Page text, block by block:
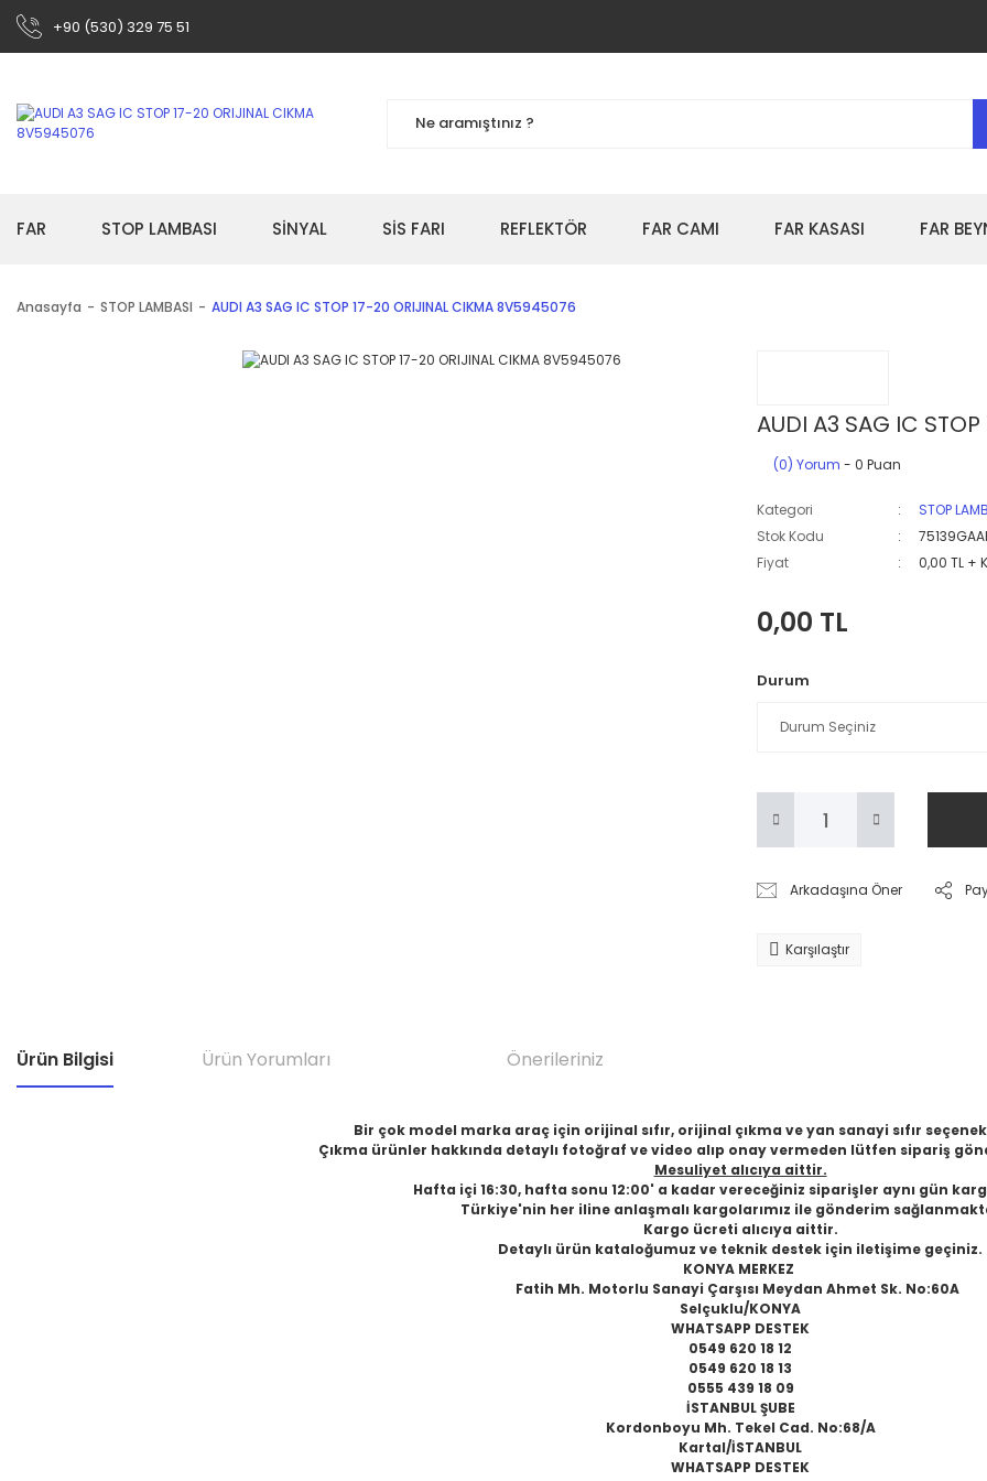
+90 (530) 329 75 51
FAR STOP LAMBASI SİNYAL SİS FARI REFLEKTÖR FAR CAMI FAR KASASI FAR
Anasayfa STOP LAMBASI AUDI A3 SAG IC STOP 17-20 ORIJINAL CIKMA 8V5945076
AUDI A3 SAG IC
(0) Yorum - 0 Puan
Kategori
STOP
Stok Kodu
Fiyat
0,00 TL +
0,00 TL
Durum
Arkadaşına Öner
Karşılaştır
Ürün Bilgisi Ürün Yorumları Önerileriniz
Bir çok model marka araç için orijinal sıfır, orijinal çıkma ve yan sanayi sıfır
Çıkma ürünler hakkında detaylı fotoğraf ve video alıp onay vermeden lütfen sipariş
Mesuliyet alıcıya aittir.
Hafta içi 16:30, hafta sonu 12:00' a kadar vereceğiniz siparişler aynı gün
Türkiye'nin her iline anlaşmalı kargolarımız ile gönderim
Kargo ücreti alıcıya aittir.
Detaylı ürün kataloğumuz ve teknik destek için iletişime geçiniz.
KONYA MERKEZ
Fatih Mh. Motorlu Sanayi Çarşısı Meydan Ahmet Sk. No:60A
Selçuklu/KONYA
WHATSAPP DESTEK
0549 620 18 12
0549 620 18 13
0555 439 18 09
İSTANBUL ŞUBE
Kordonboyu Mh. Tekel Cad. No:68/A
Kartal/İSTANBUL
WHATSAPP DESTEK